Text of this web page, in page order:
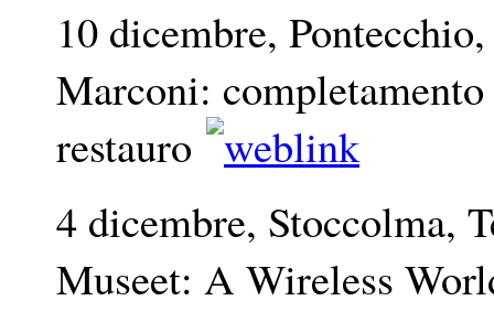
10 dicembre,
Marconi:
restauro
4 dicembre, Stoccolma,
Museet: A Wireless